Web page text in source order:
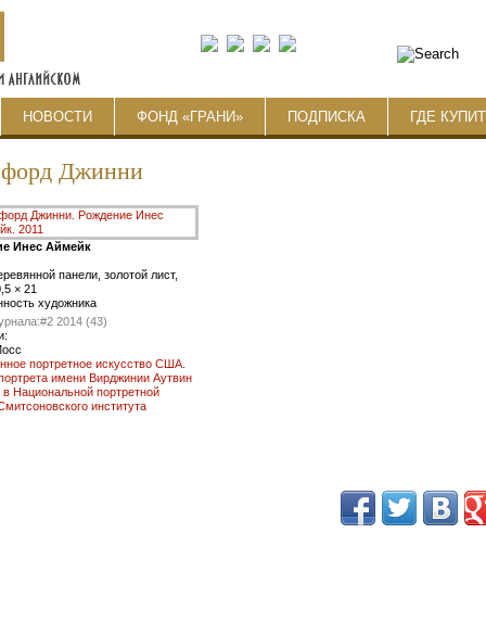
НОВОСТИ ФОНД «ГРАНИ» ПОДПИСКА ГДЕ
Джинни
Инес Аймейк
панели, золотой лист,
× 21
художника
#2 2014 (43)
портретное искусство США.
имени Вирджинии Аутвин
Национальной портретной
института